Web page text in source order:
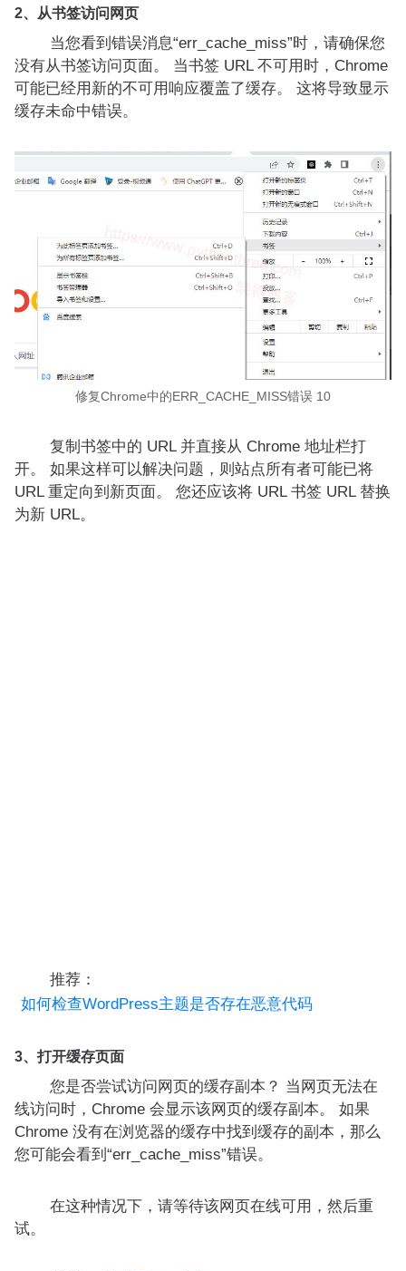
2、从书签访问网页
当您看到错误消息“err_cache_miss”时，请确保您
没有从书签访问页面。 当书签 URL 不可用时，Chrome
可能已经用新的不可用响应覆盖了缓存。 这将导致显示
缓存未命中错误。
修复Chrome中的ERR_CACHE_MISS错误 10
复制书签中的 URL 并直接从 Chrome 地址栏打
开。 如果这样可以解决问题，则站点所有者可能已将
URL 重定向到新页面。 您还应该将 URL 书签 URL 替换
为新 URL。
推荐：
如何检查WordPress主题是否存在恶意代码
3、打开缓存页面
您是否尝试访问网页的缓存副本？ 当网页无法在
线访问时，Chrome 会显示该网页的缓存副本。 如果
Chrome 没有在浏览器的缓存中找到缓存的副本，那么
您可能会看到“err_cache_miss”错误。
在这种情况下，请等待该网页在线可用，然后重
试。